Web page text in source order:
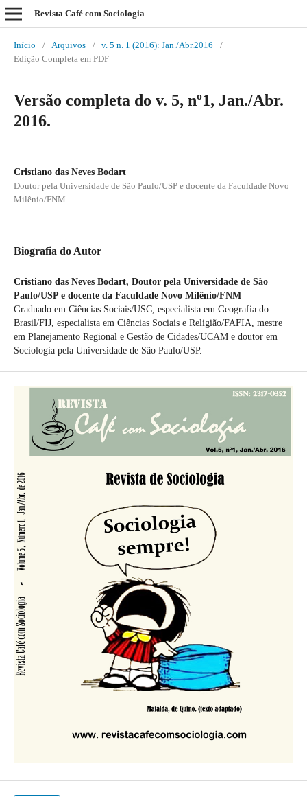
Revista Café com Sociologia
Início / Arquivos / v. 5 n. 1 (2016): Jan./Abr.2016
/
Edição Completa em PDF
Versão completa do v. 5, nº1, Jan./Abr.
2016.
Cristiano das Neves Bodart
Doutor pela Universidade de São Paulo/USP e docente da Faculdade Novo
Milênio/FNM
Biografia do Autor
Cristiano das Neves Bodart, Doutor pela Universidade de São
Paulo/USP e docente da Faculdade Novo Milênio/FNM
Graduado em Ciências Sociais/USC, especialista em Geografia do
Brasil/FIJ, especialista em Ciências Sociais e Religião/FAFIA, mestre
em Planejamento Regional e Gestão de Cidades/UCAM e doutor em
Sociologia pela Universidade de São Paulo/USP.